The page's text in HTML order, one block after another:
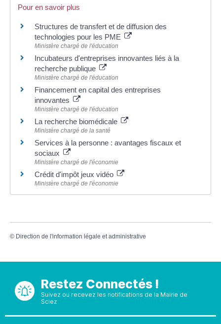
Pour en savoir plus
Structures de transfert et de diffusion des
technologies pour les PME
Ministère chargé de l'éducation
Incubateurs d'entreprises innovantes liés à la
recherche publique
Ministère chargé de l'éducation
Financement en capital des entreprises
innovantes
Ministère chargé de l'éducation
La recherche biomédicale
Ministère chargé de la santé
Services à la personne : avantages fiscaux et
sociaux
Ministère chargé de l'économie
Crédit d'impôt jeux vidéo
Ministère chargé de l'économie
© Direction de l'information légale et administrative
Restez Connectés !
Suivez ou recevez les notifications de la Mairie de
Sciez